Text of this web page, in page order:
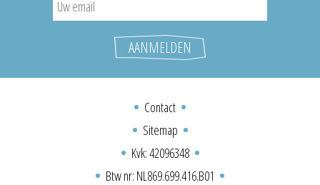
Contact
Sitemap
Kvk: 42096348
Btw nr: NL869.699.416.B01